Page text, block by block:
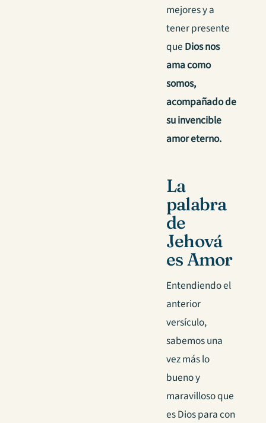
mejores y a
tener presente
que Dios nos
ama como
somos,
acompañado de
su invencible
amor eterno.
La
palabra
de
Jehová
es Amor
Entendiendo el
anterior
versículo,
sabemos una
vez más lo
bueno y
maravilloso que
es Dios para con